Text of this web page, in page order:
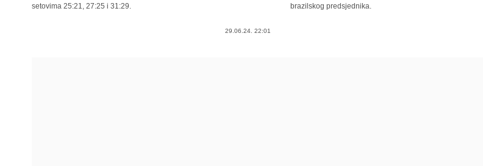
setovima 25:21, 27:25 i 31:29.
29.06.24. 22:01
brazilskog predsjednika.